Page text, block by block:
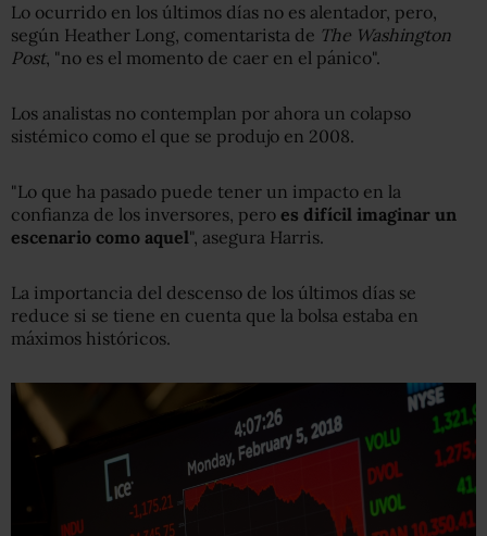
Lo ocurrido en los últimos días no es alentador, pero,
según Heather Long, comentarista de The Washington
Post, "no es el momento de caer en el pánico".
Los analistas no contemplan por ahora un colapso
sistémico como el que se produjo en 2008.
"Lo que ha pasado puede tener un impacto en la
confianza de los inversores, pero es difícil imaginar un
escenario como aquel", asegura Harris.
La importancia del descenso de los últimos días se
reduce si se tiene en cuenta que la bolsa estaba en
máximos históricos.